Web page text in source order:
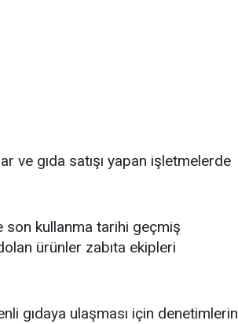
ve gıda satışı yapan işletmelerde
son kullanma tarihi geçmiş
ürünler zabıta ekipleri
gıdaya ulaşması için denetimlerin